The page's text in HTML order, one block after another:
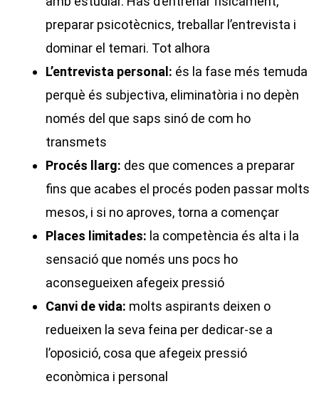
preparar psicotècnics, treballar l’entrevista i
dominar el temari. Tot alhora
L’entrevista personal: és la fase més temuda
perquè és subjectiva, eliminatòria i no depèn
només del que saps sinó de com ho
transmets
Procés llarg: des que comences a preparar
fins que acabes el procés poden passar molts
mesos, i si no aproves, torna a començar
Places limitades: la competència és alta i la
sensació que només uns pocs ho
aconsegueixen afegeix pressió
Canvi de vida: molts aspirants deixen o
redueixen la seva feina per dedicar-se a
l’oposició, cosa que afegeix pressió
econòmica i personal